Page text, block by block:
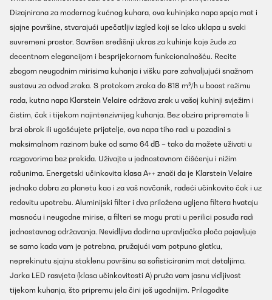
Dizajnirana za modernog kućnog kuhara, ova kuhinjska napa spaja mat i
sjajne površine, stvarajući upečatljiv izgled koji se lako uklapa u svaki
suvremeni prostor. Savršen središnji ukras za kuhinje koje žude za
decentnom elegancijom i besprijekornom funkcionalnošću. Recite
zbogom neugodnim mirisima kuhanja i višku pare zahvaljujući snažnom
sustavu za odvod zraka. S protokom zraka do 818 m³/h u boost režimu
rada, kutna napa Klarstein Velaire održava zrak u vašoj kuhinji svježim i
čistim, čak i tijekom najintenzivnijeg kuhanja. Bez obzira pripremate li
brzi obrok ili ugošćujete prijatelje, ova napa tiho radi u pozadini s
maksimalnom razinom buke od samo 64 dB – tako da možete uživati u
razgovorima bez prekida. Uživajte u jednostavnom čišćenju i nižim
računima. Energetski učinkovita klasa A++ znači da je Klarstein Velaire
jednako dobra za planetu kao i za vaš novčanik, radeći učinkovito čak i uz
redovitu upotrebu. Aluminijski filter i dva priložena ugljena filtera hvataju
masnoću i neugodne mirise, a filteri se mogu prati u perilici posuđa radi
jednostavnog održavanja. Nevidljiva dodirna upravljačka ploča pojavljuje
se samo kada vam je potrebna, pružajući vam potpuno glatku,
neprekinutu sjajnu staklenu površinu sa sofisticiranim mat detaljima.
Jarka LED rasvjeta (klasa učinkovitosti A) pruža vam jasnu vidljivost
tijekom kuhanja, što pripremu jela čini još ugodnijim. Prilagodite